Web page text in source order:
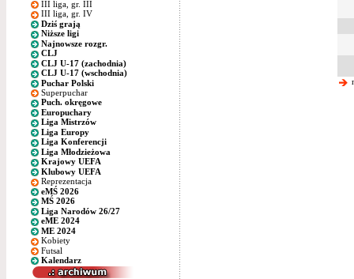
III liga, gr. III
III liga, gr. IV
Dziś grają
Niższe ligi
Najnowsze rozgr.
CLJ
CLJ U-17 (zachodnia)
CLJ U-17 (wschodnia)
Puchar Polski
Superpuchar
Puch. okręgowe
Europuchary
Liga Mistrzów
Liga Europy
Liga Konferencji
Liga Młodzieżowa
Krajowy UEFA
Klubowy UEFA
Reprezentacja
eMŚ 2026
MŚ 2026
Liga Narodów 26/27
eME 2024
ME 2024
Kobiety
Futsal
Kalendarz